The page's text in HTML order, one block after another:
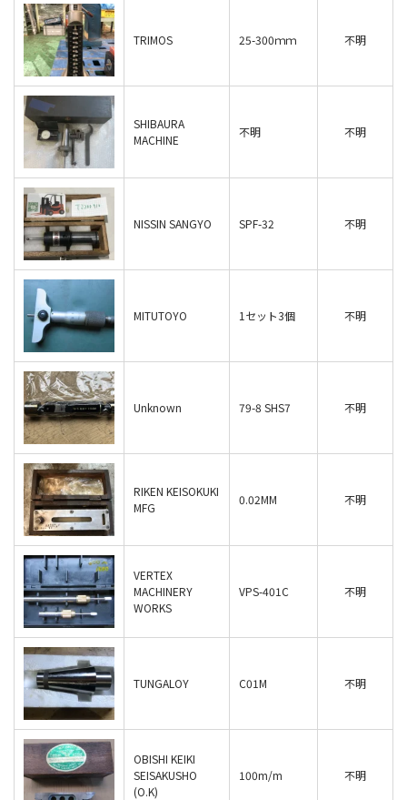
TRIMOS 25-300ｍｍ 不明
SHIBAURA
MACHINE
不明 不明
NISSIN SANGYO SPF-32 不明
MITUTOYO 1セット3個 不明
Unknown 79-8 SHS7 不明
RIKEN KEISOKUKI
MFG
0.02MM 不明
VERTEX
MACHINERY
WORKS
VPS-401C 不明
TUNGALOY C01M 不明
OBISHI KEIKI
SEISAKUSHO
(O.K)
100m/m 不明